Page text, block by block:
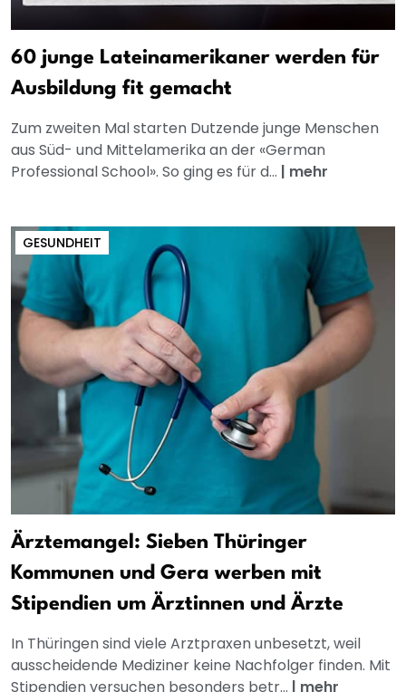
60 junge Lateinamerikaner werden für
Ausbildung fit gemacht
Zum zweiten Mal starten Dutzende junge Menschen
aus Süd- und Mittelamerika an der «German
Professional School». So ging es für d... | mehr
GESUNDHEIT
Ärztemangel: Sieben Thüringer
Kommunen und Gera werben mit
Stipendien um Ärztinnen und Ärzte
In Thüringen sind viele Arztpraxen unbesetzt, weil
ausscheidende Mediziner keine Nachfolger finden. Mit
Stipendien versuchen besonders betr... | mehr